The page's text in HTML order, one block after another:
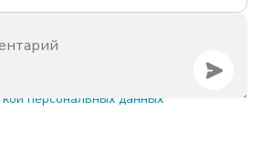
персональных данных